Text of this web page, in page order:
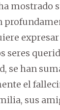
mostrado
seres
se han
el
sus